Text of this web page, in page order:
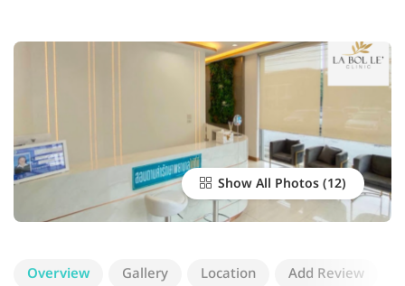
Show All Photos
Overview Gallery Location Add Review